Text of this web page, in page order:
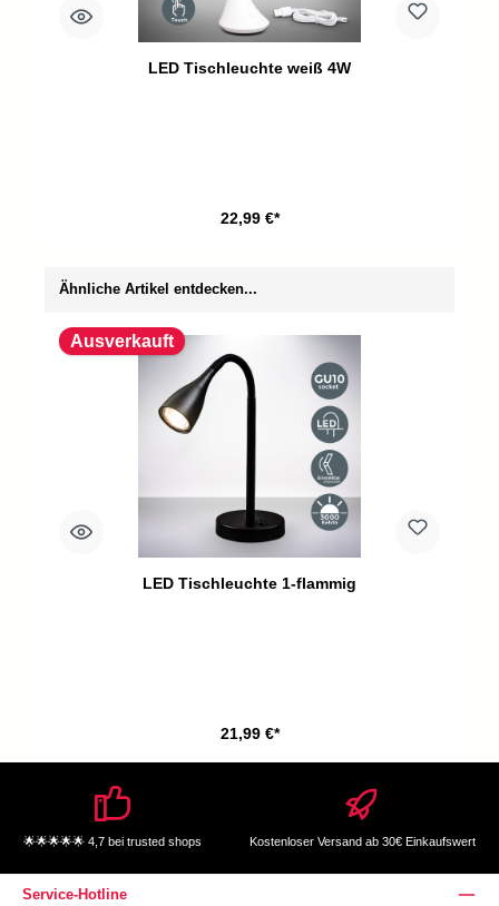
LED Tischleuchte weiß 4W
22,99 €*
Produktgalerie überspringen
Ähnliche Artikel entdecken...
Ausverkauft
LED Tischleuchte 1-flammig
21,99 €*
🌟🌟🌟🌟🌟 4,7 bei trusted shops Kostenloser Versand ab 30€ Einkaufswert
Service-Hotline